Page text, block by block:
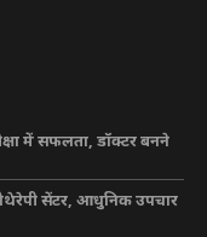
में सफलता, डॉक्टर बनने
सेंटर, आधुनिक उपचार